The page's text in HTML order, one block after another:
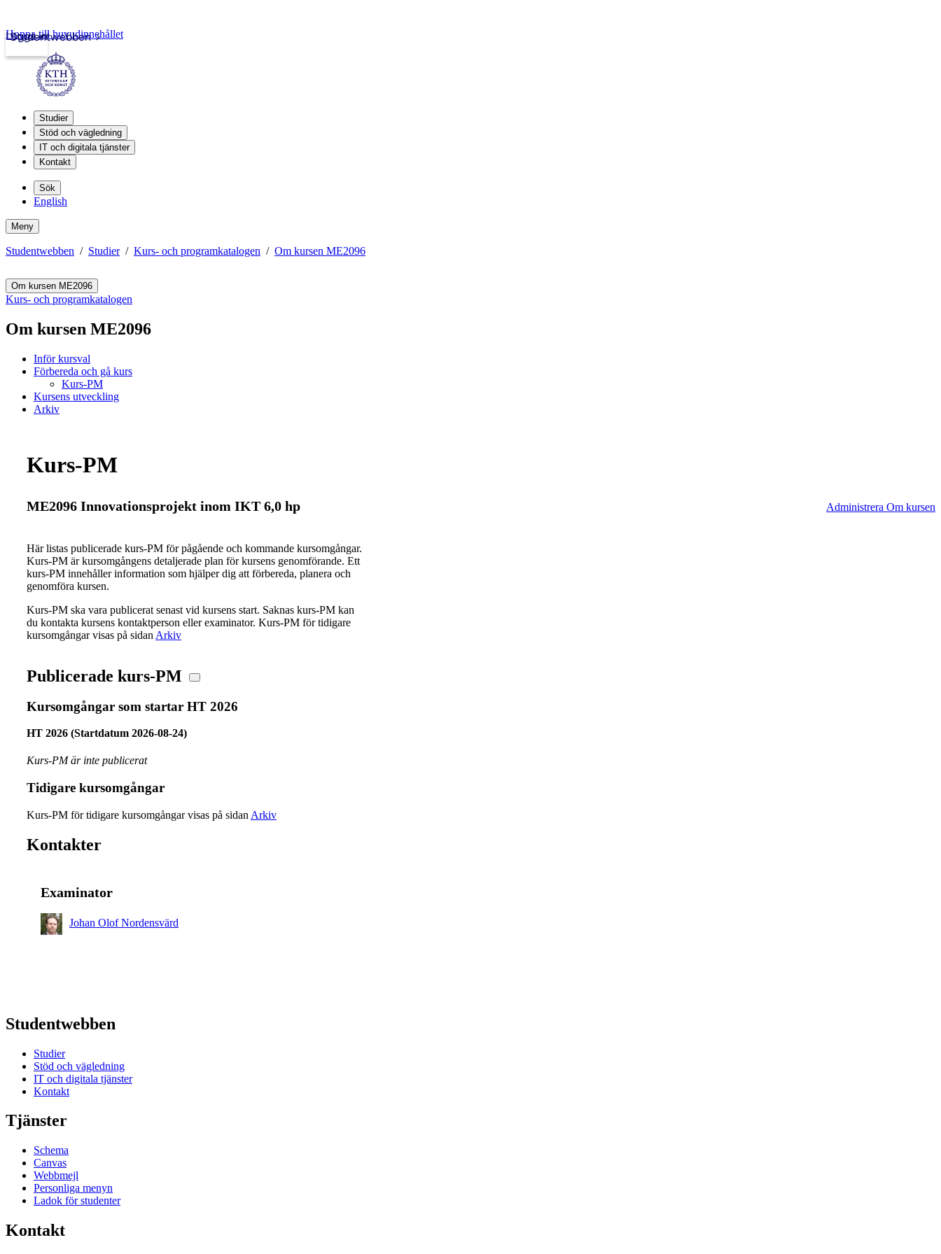
Studentwebben
Logga in
Hoppa till huvudinnehållet
Studier
Stöd och vägledning
IT och digitala tjänster
Kontakt
Sök
English
Meny
Studentwebben Studier Kurs- och programkatalogen Om kursen ME2096
Om kursen ME2096
Kurs- och programkatalogen
Om kursen ME2096
Inför kursval
Förbereda och gå kurs
Kurs-PM
Kursens utveckling
Arkiv
Kurs-PM
ME2096 Innovationsprojekt inom IKT 6,0 hp Administrera Om kursen
Här listas publicerade kurs-PM för pågående och kommande kursomgångar.
Kurs-PM är kursomgångens detaljerade plan för kursens genomförande. Ett
kurs-PM innehåller information som hjälper dig att förbereda, planera och
genomföra kursen.
Kurs-PM ska vara publicerat senast vid kursens start. Saknas kurs-PM kan
du kontakta kursens kontaktperson eller examinator. Kurs-PM för tidigare
kursomgångar visas på sidan Arkiv
Publicerade kurs-PM
Kursomgångar som startar HT 2026
HT 2026 (Startdatum 2026-08-24)
Kurs-PM är inte publicerat
Tidigare kursomgångar
Kurs-PM för tidigare kursomgångar visas på sidan Arkiv
Kontakter
Examinator
Johan Olof Nordensvärd
Studentwebben
Studier
Stöd och vägledning
IT och digitala tjänster
Kontakt
Tjänster
Schema
Canvas
Webbmejl
Personliga menyn
Ladok för studenter
Kontakt